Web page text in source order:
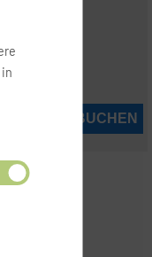
JETZT BUCHEN